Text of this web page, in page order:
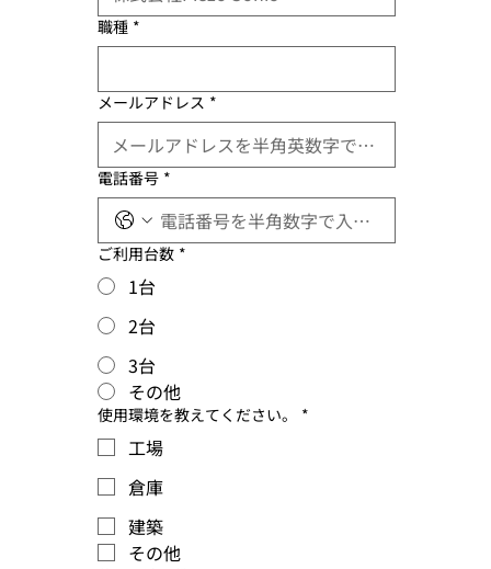
職種 *
メールアドレス *
電話番号 *
ご利用台数 *
1台
2台
3台
その他
使用環境を教えてください。 *
工場
倉庫
建築
その他